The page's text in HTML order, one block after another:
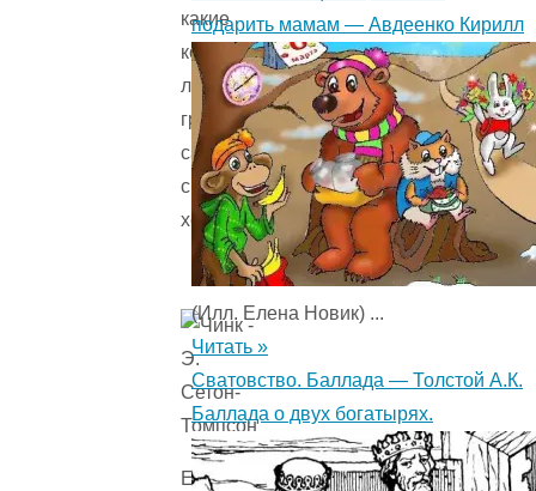
какие
когда-
либо
грызли
сапоги
своего
хозяина.
Его
подарить мамам — Авдеенко Кирилл
(Илл. Елена Новик) ...
Читать »
Сватовство. Баллада — Толстой А.К.
Баллада о двух богатырях.